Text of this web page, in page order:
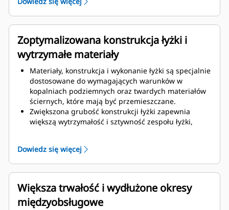
krawędzie, osłony, są po prostu przykręcane, a tym
samym łatwiejsze do wymiany.
Zoptymalizowana konstrukcja łyżki i
wytrzymałe materiały
Materiały, konstrukcja i wykonanie łyżki są specjalnie
dostosowane do wymagających warunków w
kopalniach podziemnych oraz twardych materiałów
ściernych, które mają być przemieszczane.
Zwiększona grubość konstrukcji łyżki zapewnia
większą wytrzymałość i sztywność zespołu łyżki,
wysokiej klasy (400BHN).
Wyższy stopień ochrony przed zużyciem osprzętu do
prac ziemnych (GET) na zdejmowanym zespole
osłony.
Dowiedz się więcej
Większa trwałość i wydłużone okresy
międzyobsługowe